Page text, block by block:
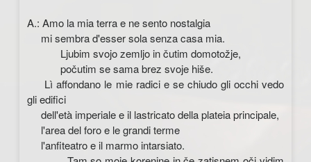
A.: Amo la mia terra e ne sento nostalgia
mi sembra d'esser sola senza casa mia.
Ljubim svojo zemljo in čutim domotožje,
počutim se sama brez svoje hiše.
Lì affondano le mie radici e se chiudo gli occhi vedo
gli edifici
dell'età imperiale e il lastricato della plateia principale,
l'area del foro e le grandi terme
l'anfiteatro e il marmo intarsiato.